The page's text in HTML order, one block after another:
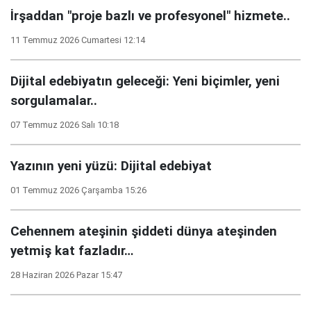
İrşaddan "proje bazlı ve profesyonel" hizmete..
11 Temmuz 2026 Cumartesi 12:14
Dijital edebiyatın geleceği: Yeni biçimler, yeni
sorgulamalar..
07 Temmuz 2026 Salı 10:18
Yazının yeni yüzü: Dijital edebiyat
01 Temmuz 2026 Çarşamba 15:26
Cehennem ateşinin şiddeti dünya ateşinden
yetmiş kat fazladır…
28 Haziran 2026 Pazar 15:47